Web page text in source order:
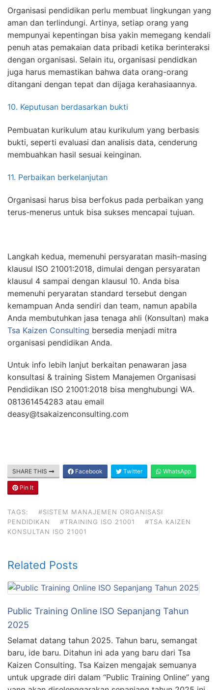
Organisasi pendidikan perlu membuat lingkungan yang
aman dan terlindungi. Artinya, setiap orang yang
mempunyai kepentingan bisa yakin memegang kendali
penuh atas pemakaian data pribadi ketika berinteraksi
dengan organisasi. Selain itu, organisasi pendidkan
juga harus memastikan bahwa data orang-orang
ditangani dengan tepat dan dijaga kerahasiaannya.
10. Keputusan berdasarkan bukti
Pembuatan kurikulum atau kurikulum yang berbasis
bukti, seperti evaluasi dan analisis data, cenderung
membuahkan hasil sesuai keinginan.
11. Perbaikan berkelanjutan
Organisasi harus bisa berfokus pada perbaikan yang
terus-menerus untuk bisa sukses mencapai tujuan.
Langkah kedua, memenuhi persyaratan masih-masing
klausul ISO 21001:2018, dimulai dengan persyaratan
klausul 4 sampai dengan klausul 10. Anda bisa
memenuhi peryaratan standard tersebut dengan
kemampuan Anda sendiri dan team, namun apabila
Anda membutuhkan jasa tenaga ahli (Konsultan) maka
Tsa Kaizen Consulting bersedia menjadi mitra
organisasi pendidikan Anda.
Untuk info lebih lanjut berkaitan penawaran jasa
konsultasi & training Sistem Manajemen Organisasi
Pendidikan ISO 21001:2018 bisa menghubungi WA.
081361454283 atau email
deasy@tsakaizenconsulting.com
SHARE THIS Facebook Twitter WhatsApp
Pin It
TAGS:
#SISTEM MANAJEMEN ORGANISASI
PENDIDIKAN
#TRAINING ISO 21001
#TSA KAIZEN
KONSULTAN ISO 21001
Related Posts
Public Training Online ISO Sepanjang Tahun
2025
Selamat datang tahun 2025. Tahun baru, semangat
baru, ide baru. Ditahun ini ada yang baru dari Tsa
Kaizen Consulting. Tsa Kaizen mengajak semuanya
untuk upgrade diri dalam “Public Training Online” yang